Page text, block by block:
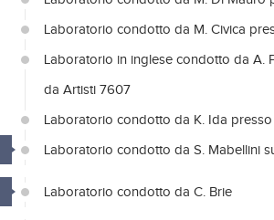
Laboratorio condotto da M. Civica
Laboratorio in inglese condotto da A.
da Artisti 7607
Laboratorio condotto da K. Ida
Laboratorio condotto da S. Mabellini
Laboratorio condotto da C. Brie